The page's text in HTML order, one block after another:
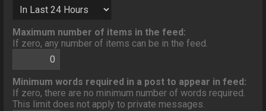
Maximum number of items in the feed:
If zero, any number of items can be in the feed.
Minimum words required in a post to appear in feed:
If zero, there are no minimum number of words required.
This limit does not apply to private messages.